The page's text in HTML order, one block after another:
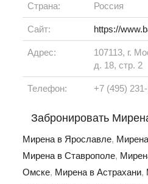
Страна: Россия
Сайт: https://
Адрес:
107113, г.
д. 18, стр. 2
Телефон: +7 (495)
Забронировать
Мирена в Ярославле,
Мирена в Ставрополе,
Омске, Мирена в Астрахани,